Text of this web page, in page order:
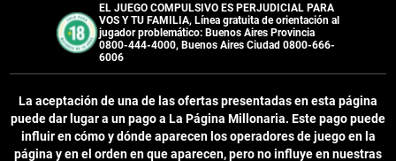
EL JUEGO COMPULSIVO ES PERJUDICIAL PARA
VOS Y TU FAMILIA, Línea gratuita de orientación al
jugador problemático: Buenos Aires Provincia
0800-444-4000, Buenos Aires Ciudad 0800-666-
6006
La aceptación de una de las ofertas presentadas en esta página
puede dar lugar a un pago a La Página Millonaria. Este pago puede
influir en cómo y dónde aparecen los operadores de juego en la
página y en el orden en que aparecen, pero no influye en nuestras